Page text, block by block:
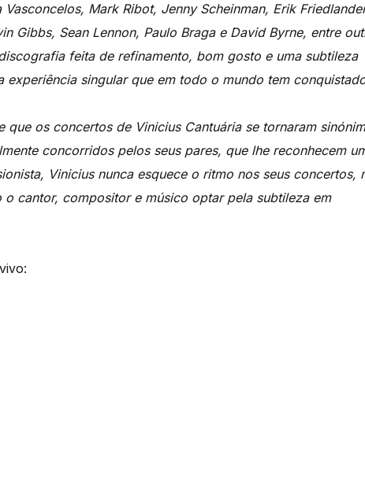
Mark Ribot, Jenny Scheinman, Erik
Gibbs, Sean Lennon, Paulo Braga e David Byrne, entre
feita de refinamento, bom gosto e uma subtileza
experiência singular que em todo o mundo tem
que os concertos de Vinicius Cantuária se tornaram
concorridos pelos seus pares, que lhe reconhecem
Vinicius nunca esquece o ritmo nos seus concertos,
cantor, compositor e músico optar pela subtileza em